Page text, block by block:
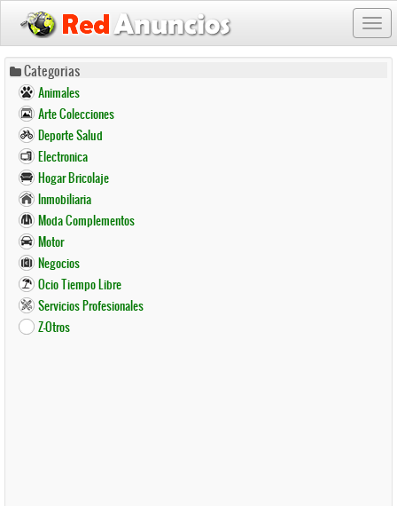
Pasar
contenido
principal
Categorias
Animales
Arte Colecciones
Deporte Salud
Electronica
Hogar Bricolaje
Inmobiliaria
Moda Complementos
Motor
Negocios
Ocio Tiempo Libre
Servicios Profesionales
Z-Otros